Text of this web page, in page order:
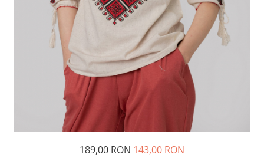
189,00 RON 143,00 RON